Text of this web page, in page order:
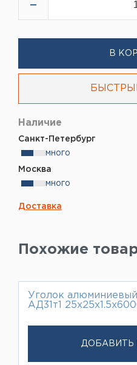
В
Наличие
Санкт-Петербург
много
Москва
много
Доставка
Похожие
Уголок алюминиевый
АД31т1
ДОБАВИТЬ